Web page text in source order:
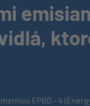
EPBD – 4